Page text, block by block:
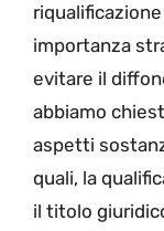
importanza
evitare il
abbiamo
aspetti
quali, la
il titolo